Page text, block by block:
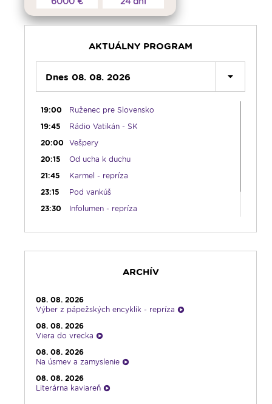
AKTUÁLNY PROGRAM
Dnes 08. 08. 2026
15:00
Korunka Božieho milosrdenstva - Hodina
milosrdenstva
15:15
Literárna kaviareň
Vatikánsky týždenník (r.)
16:00
Pozdravy z Rádia LUMEN
17:30
Infolumen
18:00
Emauzy - sv. omša 18:00
19:00
Ruženec pre Slovensko
19:45
Rádio Vatikán - SK
20:00
Vešpery
20:15
Od ucha k duchu
21:45
Karmel - repríza
23:15
Pod vankúš
23:30
Infolumen - repríza
ARCHÍV
08. 08. 2026
Výber z pápežských encyklík - repríza
08. 08. 2026
Viera do vrecka
08. 08. 2026
Na úsmev a zamyslenie
08. 08. 2026
Literárna kaviareň